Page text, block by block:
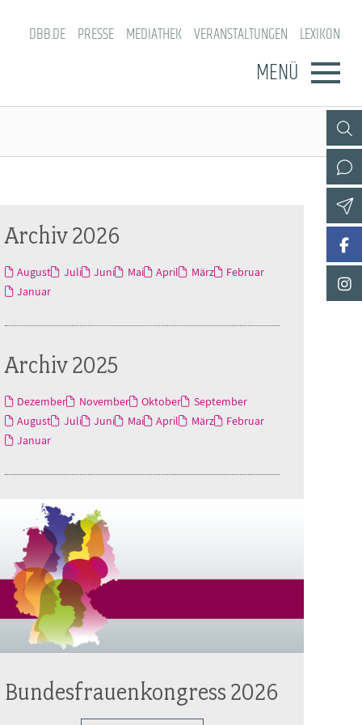
DBB.DE PRESSE MEDIATHEK VERANSTALTUNGEN LEXIKON
MENÜ
Archiv 2026
August Juli Juni Mai April März
Februar
Januar
Archiv 2025
Dezember November Oktober
September
August
Juli Juni Mai April März
Februar
Januar
Bundesfrauenkongress 2026